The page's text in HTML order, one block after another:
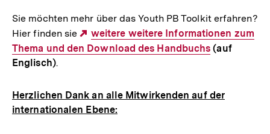
Sie möchten mehr über das Youth PB Toolkit erfahren?
Hier finden sie
Externer
Link:
weitere weitere Informationen zum
Thema und den Download des Handbuchs (auf
Englisch).
Herzlichen Dank an alle Mitwirkenden auf der
internationalen Ebene: